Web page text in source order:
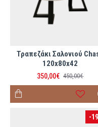
Τραπεζάκι Σαλονιού
120x80x42
350,00€ 450,00€
-